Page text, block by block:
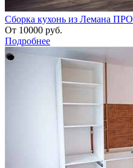
Сборка кухонь из Лемана ПРО
От 10000 руб.
Подробнее